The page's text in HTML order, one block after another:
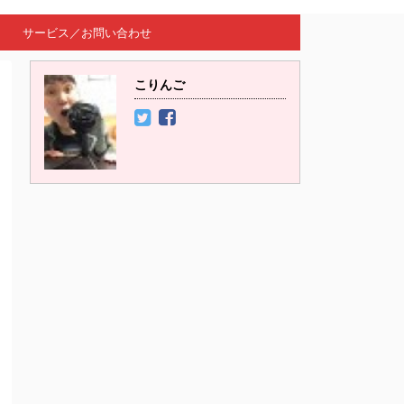
サービス／お問い合わせ
こりんご